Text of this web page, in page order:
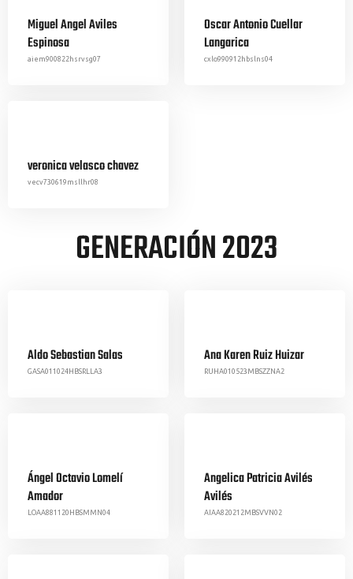
Miguel Angel Aviles
Espinosa
aiem900822hsrvsg07
Oscar Antonio Cuellar
Langarica
cxlo990912hbslns04
veronica velasco chavez
vecv730619msllhr08
GENERACIÓN 2023
Aldo Sebastian Salas
GASA011024HBSRLLA3
Ana Karen Ruiz Huizar
RUHA010523MBSZZNA2
Ángel Octavio Lomelí
Amador
LOAA881120HBSMMN04
Angelica Patricia Avilés
Avilés
AIAA820212MBSVVN02